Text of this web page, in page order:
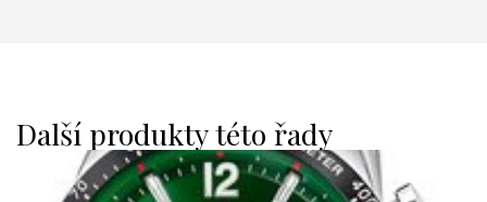
Další produkty této řady